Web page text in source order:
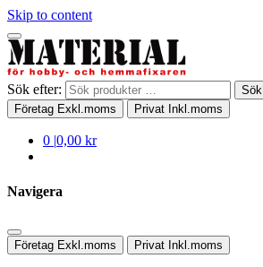
Skip to content
Sök efter:
Sök
Företag Exkl.moms Privat Inkl.moms
0 |0,00 kr
Navigera
Företag Exkl.moms Privat Inkl.moms